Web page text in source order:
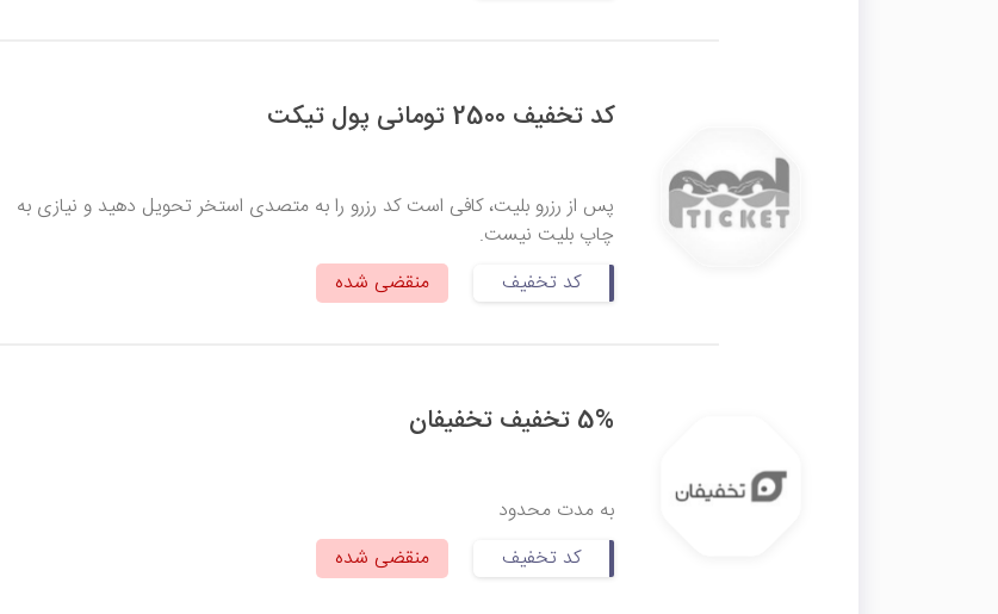
کد تخفیف 2500 تومانی پول تیکت
پس از رزرو بلیت، کافی است کد رزرو را به متصدی استخر تحویل دهید و نیازی به
چاپ بلیت نیست.
کد تخفیف
منقضی شده
5% تخفیف تخفیفان
به مدت محدود
کد تخفیف
منقضی شده